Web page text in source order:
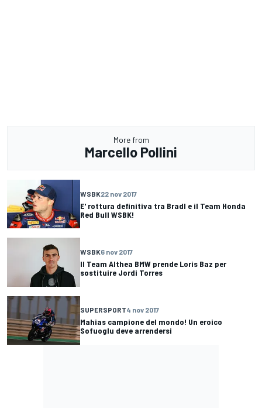
More from
Marcello Pollini
WSBK22 nov 2017
E' rottura definitiva tra Bradl e il Team Honda
Red Bull WSBK!
WSBK6 nov 2017
Il Team Althea BMW prende Loris Baz per
sostituire Jordi Torres
SUPERSPORT4 nov 2017
Mahias campione del mondo! Un eroico
Sofuoglu deve arrendersi